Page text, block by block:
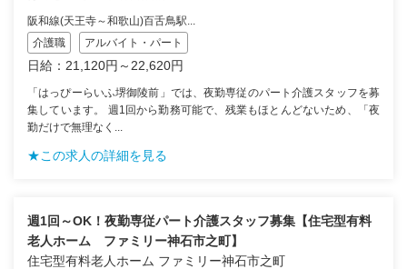
阪和線(天王寺～和歌山)百舌鳥駅...
介護職
アルバイト・パート
日給：21,120円～22,620円
「はっぴーらいふ堺御陵前」では、夜勤専従のパート介護スタッフを募
集しています。 週1回から勤務可能で、残業もほとんどないため、「夜
勤だけで無理なく...
★この求人の詳細を見る
週1回～OK！夜勤専従パート介護スタッフ募集【住宅型有料
老人ホーム ファミリー神石市之町】
住宅型有料老人ホーム ファミリー神石市之町